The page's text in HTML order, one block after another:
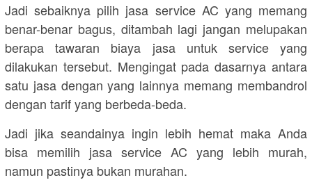
Jadi sebaiknya pilih jasa service AC yang memang
benar-benar bagus, ditambah lagi jangan melupakan
berapa tawaran biaya jasa untuk service yang
dilakukan tersebut. Mengingat pada dasarnya antara
satu jasa dengan yang lainnya memang membandrol
dengan tarif yang berbeda-beda.
Jadi jika seandainya ingin lebih hemat maka Anda
bisa memilih jasa service AC yang lebih murah,
namun pastinya bukan murahan.